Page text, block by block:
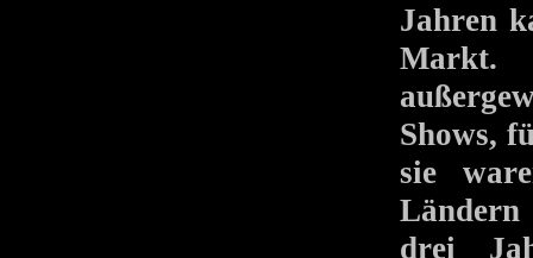
Jahren
Markt.
Shows,
sie
Ländern
drei